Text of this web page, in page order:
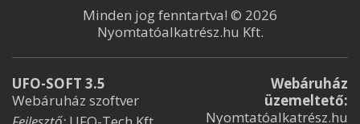
Minden jog fenntartva! © 2026
Nyomtatóalkatrész.hu Kft.
UFO-SOFT 3.5
Webáruház szoftver
Webáruház
üzemeltető:
Nyomtatóalkatrész.hu